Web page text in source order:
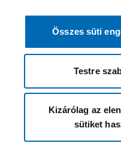
Összes süti
Testre
Kizárólag az
sütiket